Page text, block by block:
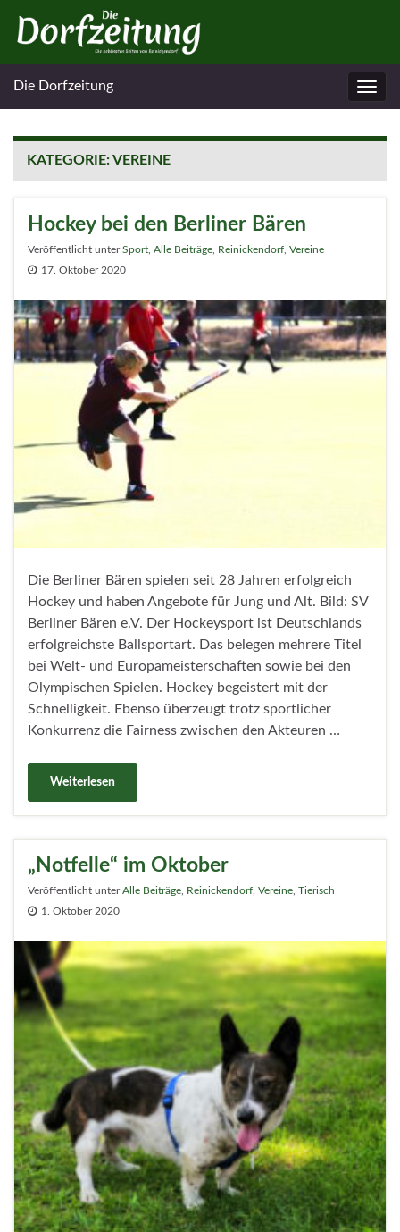
Die Dorfzeitung
KATEGORIE:VEREINE
Hockey bei den Berliner Bären
Veröffentlicht unterSport Alle Beiträge Reinickendorf Vereine
17. Oktober 2020
Die Berliner Bären spielen seit 28 Jahren erfolgreich
Hockey und haben Angebote für Jung und Alt. Bild: SV
Berliner Bären e.V. Der Hockeysport ist Deutschlands
erfolgreichste Ballsportart. Das belegen mehrere Titel
bei Welt- und Europameisterschaften sowie bei den
Olympischen Spielen. Hockey begeistert mit der
Schnelligkeit. Ebenso überzeugt trotz sportlicher
Konkurrenz die Fairness zwischen den Akteuren …
Weiterlesen
„Notfelle“ im Oktober
Veröffentlicht unterAlle Beiträge Reinickendorf Vereine Tierisch
1. Oktober 2020